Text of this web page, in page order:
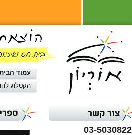
עמוד הבית
הקטלוג
צור קשר
03-5030822